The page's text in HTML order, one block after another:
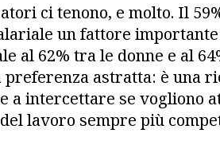
ci tenono, e molto. Il
un fattore
al 62% tra le donne e al
astratta: è una
a intercettare se vogliono
lavoro sempre più